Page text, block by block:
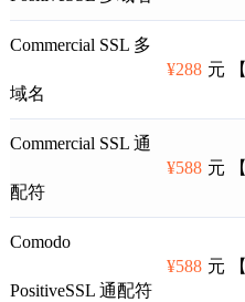
Commercial SSL 多
域名
¥288 元 【
Commercial SSL 通
配符
¥588 元 【
Comodo
PositiveSSL 通配符
¥588 元 【